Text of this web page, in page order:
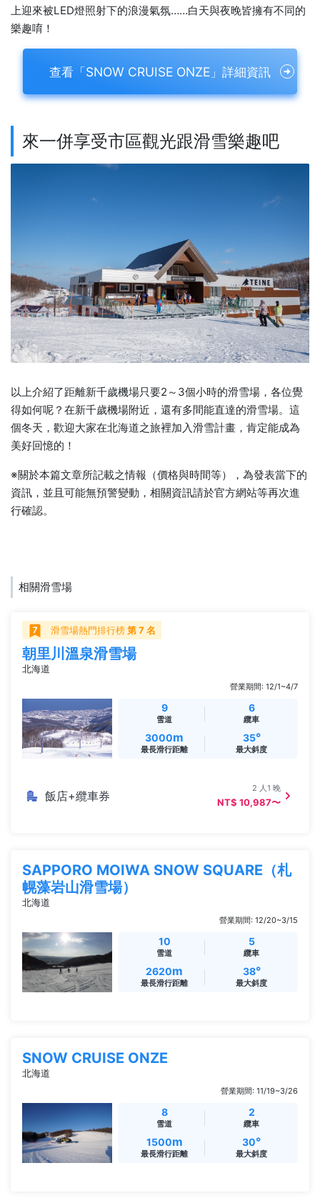
上迎來被LED燈照射下的浪漫氣氛……白天與夜晚皆擁有不同的
樂趣唷！
查看「SNOW CRUISE ONZE」詳細資訊
來一併享受市區觀光跟滑雪樂趣吧
以上介紹了距離新千歲機場只要2～3個小時的滑雪場，各位覺
得如何呢？在新千歲機場附近，還有多間能直達的滑雪場。這
個冬天，歡迎大家在北海道之旅裡加入滑雪計畫，肯定能成為
美好回憶的！
※關於本篇文章所記載之情報（價格與時間等），為發表當下的
資訊，並且可能無預警變動，相關資訊請於官方網站等再次進
行確認。
相關滑雪場
滑雪場熱門排行榜第 7 名
朝里川溫泉滑雪場
北海道
營業期間: 12/1~4/7
9
雪道
6
纜車
3000m
最長滑行距離
35°
最大斜度
飯店+纜車券
2 人1 晚
NT$ 10,987〜
SAPPORO MOIWA SNOW SQUARE（札
幌藻岩山滑雪場）
北海道
營業期間: 12/20~3/15
10
雪道
5
纜車
2620m
最長滑行距離
38°
最大斜度
SNOW CRUISE ONZE
北海道
營業期間: 11/19~3/26
8
雪道
2
纜車
1500m
最長滑行距離
30°
最大斜度